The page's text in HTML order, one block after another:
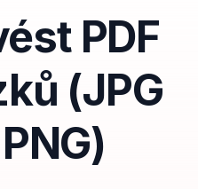
PDF
(JPG